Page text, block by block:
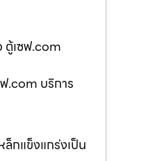
ตู้เซฟ.com
.com บริการ
กแข็งแกร่งเป็น